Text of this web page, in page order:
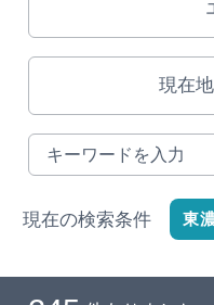
ぎふ旅レポータ
早わかり岐阜
買い物・お土産
体験予約サイト
現在
現在の検索条件 東